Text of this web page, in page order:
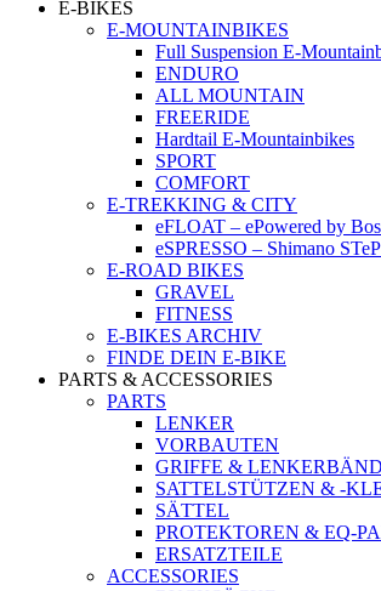
E-BIKES
E-MOUNTAINBIKES
Full Suspension E-
ENDURO
ALL MOUNTAIN
FREERIDE
Hardtail E-Mountainbikes
SPORT
COMFORT
E-TREKKING & CITY
eFLOAT – ePowered by
eSPRESSO – Shimano
E-ROAD BIKES
GRAVEL
FITNESS
E-BIKES ARCHIV
FINDE DEIN E-BIKE
PARTS & ACCESSORIES
PARTS
LENKER
VORBAUTEN
GRIFFE &
SATTELSTÜTZEN & -
SÄTTEL
PROTEKTOREN & EQ-
ERSATZTEILE
ACCESSORIES